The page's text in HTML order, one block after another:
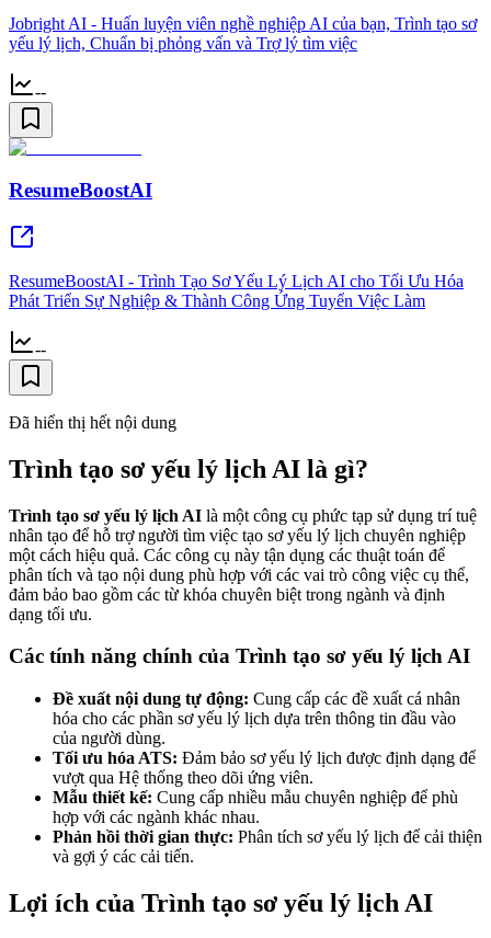
Jobright AI - Huấn luyện viên nghề nghiệp AI của bạn, Trình tạo sơ
yếu lý lịch, Chuẩn bị phỏng vấn và Trợ lý tìm việc
--
ResumeBoostAI
ResumeBoostAI - Trình Tạo Sơ Yếu Lý Lịch AI cho Tối Ưu Hóa
Phát Triển Sự Nghiệp & Thành Công Ứng Tuyển Việc Làm
--
Đã hiển thị hết nội dung
Trình tạo sơ yếu lý lịch AI là gì?
Trình tạo sơ yếu lý lịch AI là một công cụ phức tạp sử dụng trí tuệ
nhân tạo để hỗ trợ người tìm việc tạo sơ yếu lý lịch chuyên nghiệp
một cách hiệu quả. Các công cụ này tận dụng các thuật toán để
phân tích và tạo nội dung phù hợp với các vai trò công việc cụ thể,
đảm bảo bao gồm các từ khóa chuyên biệt trong ngành và định
dạng tối ưu.
Các tính năng chính của Trình tạo sơ yếu lý lịch AI
Đề xuất nội dung tự động: Cung cấp các đề xuất cá nhân
hóa cho các phần sơ yếu lý lịch dựa trên thông tin đầu vào
của người dùng.
Tối ưu hóa ATS: Đảm bảo sơ yếu lý lịch được định dạng để
vượt qua Hệ thống theo dõi ứng viên.
Mẫu thiết kế: Cung cấp nhiều mẫu chuyên nghiệp để phù
hợp với các ngành khác nhau.
Phản hồi thời gian thực: Phân tích sơ yếu lý lịch để cải thiện
và gợi ý các cải tiến.
Lợi ích của Trình tạo sơ yếu lý lịch AI